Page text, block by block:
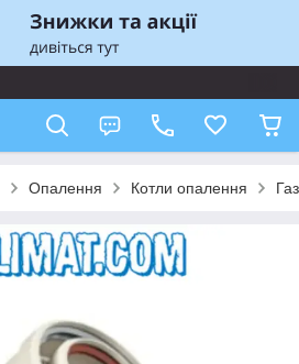
Опалення Котли опалення